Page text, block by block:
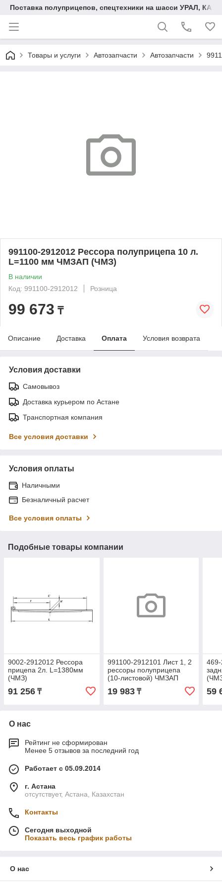
Поставка полуприцепов, спецтехники на шасси УРАЛ,
Товары и услуги Автозапчасти Автозапчасти
991100-2912012 Рессора полуприцепа 10 л.
L=1100 мм ЧМЗАП (ЧМЗ)
В наличии
Код: 991100-2912012
Розница
99 673 ₸
Описание Доставка Оплата Условия возврата
Условия доставки
Самовывоз
Доставка курьером по Астане
Транспортная компания
Все условия доставки
Условия оплаты
Наличными
Безналичный расчет
Все условия оплаты
Подобные товары компании
9002-2912012 Рессора
прицепа 2л. L=1380мм
(ЧМЗ)
91 256 ₸
991100-2912101 Лист 1, 2
рессоры полуприцепа
(10-листовой) ЧМЗАП
19 983₸ 59
О нас
Рейтинг не сформирован
Менее 5 отзывов за последний год
Работает с 05.09.2014
г. Астана
отсутствует, Астана, Казахстан
Контакты
Сегодня выходной
Показать весь график работы
О нас